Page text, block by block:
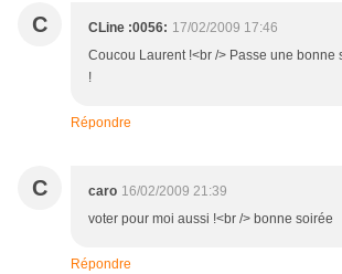
C CLine :0056: 17/02/2009 17:46
Coucou Laurent !<br /> Passe une bonne
!
Répondre
C caro 16/02/2009 21:39
voter pour moi aussi !<br /> bonne soirée
Répondre